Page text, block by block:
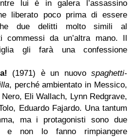
lui è in galera l’assassino
liberato poco prima di essere
due delitti molto simili al
commessi da un’altra mano. Il
gli farà una confessione
(1971) è un nuovo spaghetti-
, perché ambientato in Messico,
Eli Wallach, Lynn Redgrave,
Eduardo Fajardo. Una tantum
ma i protagonisti sono due
e non lo fanno rimpiangere